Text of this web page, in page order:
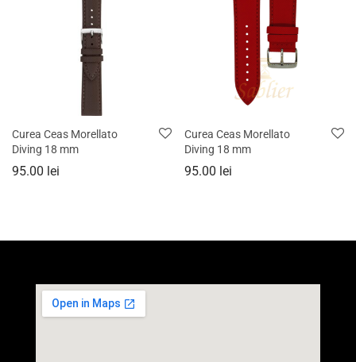
Curea Ceas Morellato
Diving 18 mm
95.00 lei
Curea Ceas Morellato
Diving 18 mm
95.00 lei